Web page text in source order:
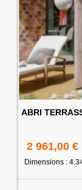
ABRI
2 961,00 €
Dimensions :